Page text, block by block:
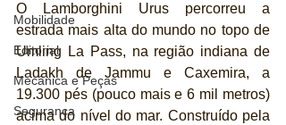
Mobilidade
Editorial
Mecânica e Peças
Segurança
O Lamborghini Urus percorreu a
estrada mais alta do mundo no topo de
Umling La Pass, na região indiana de
Ladakh de Jammu e Caxemira, a
19.300 pés (pouco mais e 6 mil metros)
acima do nível do mar. Construído pela